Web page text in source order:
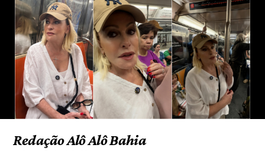
Redação Alô Alô Bahia